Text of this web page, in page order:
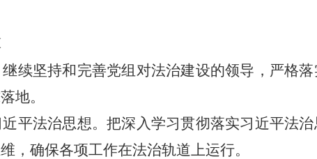
继续坚持和完善党组对法治建设的领导，严格
地。
平法治思想。把深入学习贯彻落实习近平法
， 确保各项工作在法治轨道上运行。